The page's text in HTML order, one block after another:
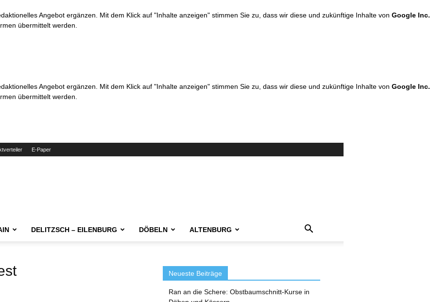
Angebot ergänzen. Mit dem Klick auf "Inhalte anzeigen" stimmen Sie zu, dass wir diese und zukünftige Inhalte von Google Inc.
übermittelt werden.
Angebot ergänzen. Mit dem Klick auf "Inhalte anzeigen" stimmen Sie zu, dass wir diese und zukünftige Inhalte von Google Inc.
übermittelt werden.
E-Paper
DELITZSCH – EILENBURG DÖBELN ALTENBURG
Neueste Beiträge
Ran an die Schere: Obstbaumschnitt-Kurse in